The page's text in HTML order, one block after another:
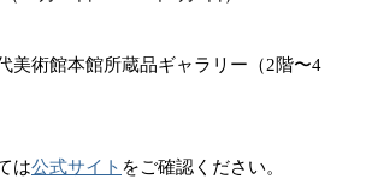
美術館本館所蔵品ギャラリー（2階〜4
は公式サイト をご確認ください。